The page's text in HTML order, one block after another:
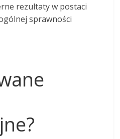
rezultaty w postaci
sprawności